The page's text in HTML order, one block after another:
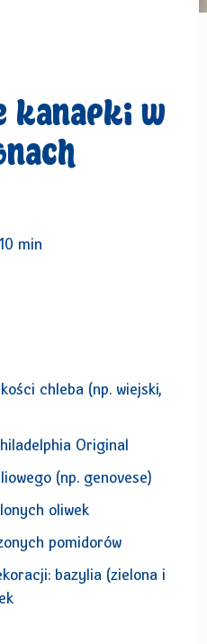
kanapki w
10 min
chleba (np. wiejski,
Original
(np. genovese)
oliwek
pomidorów
bazylia (zielona i